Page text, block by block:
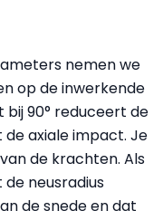
nemen we
op de inwerkende
bij 90° reduceert de
axiale impact. Je
de krachten. Als
neusradius
de snede en dat